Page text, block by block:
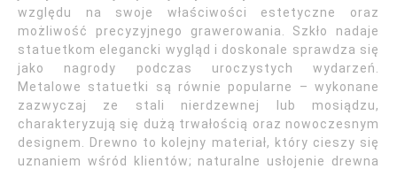
względu na swoje właściwości estetyczne oraz
możliwość precyzyjnego grawerowania. Szkło nadaje
statuetkom elegancki wygląd i doskonale sprawdza się
jako nagrody podczas uroczystych wydarzeń.
Metalowe statuetki są równie popularne – wykonane
zazwyczaj ze stali nierdzewnej lub mosiądzu,
charakteryzują się dużą trwałością oraz nowoczesnym
designem. Drewno to kolejny materiał, który cieszy się
uznaniem wśród klientów; naturalne usłojenie drewna